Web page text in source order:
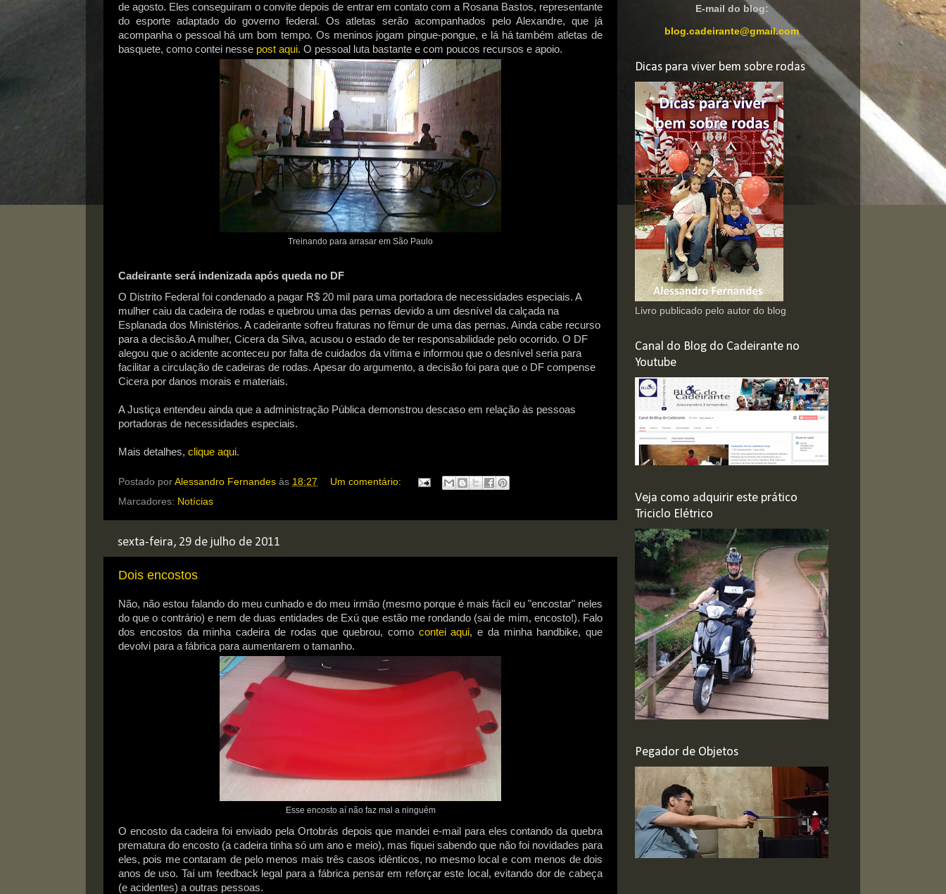
de agosto. Eles conseguiram o convite depois de entrar em contato com a Rosana Bastos, representante
do esporte adaptado do governo federal. Os atletas serão acompanhados pelo Alexandre, que já
acompanha o pessoal há um bom tempo. Os meninos jogam pingue-pongue, e lá há também atletas de
basquete, como contei nesse post aqui. O pessoal luta bastante e com poucos recursos e apoio.
Treinando para arrasar em São Paulo
Cadeirante será indenizada após queda no DF
O Distrito Federal foi condenado a pagar R$ 20 mil para uma portadora de necessidades especiais. A
mulher caiu da cadeira de rodas e quebrou uma das pernas devido a um desnível da calçada na
Esplanada dos Ministérios. A cadeirante sofreu fraturas no fêmur de uma das pernas. Ainda cabe recurso
para a decisão.A mulher, Cicera da Silva, acusou o estado de ter responsabilidade pelo ocorrido. O DF
alegou que o acidente aconteceu por falta de cuidados da vítima e informou que o desnível seria para
facilitar a circulação de cadeiras de rodas. Apesar do argumento, a decisão foi para que o DF compense
Cicera por danos morais e materiais.
A Justiça entendeu ainda que a administração Pública demonstrou descaso em relação às pessoas
portadoras de necessidades especiais.
Mais detalhes, clique aqui.
Postado por Alessandro Fernandes às 18:27
Um comentário:
Marcadores: Notícias
sexta-feira, 29 de julho de 2011
Dois encostos
Não, não estou falando do meu cunhado e do meu irmão (mesmo porque é mais fácil eu "encostar" neles
do que o contrário) e nem de duas entidades de Exú que estão me rondando (sai de mim, encosto!). Falo
dos encostos da minha cadeira de rodas que quebrou, como contei aqui, e da minha handbike, que
devolvi para a fábrica para aumentarem o tamanho.
Esse encosto aí não faz mal a ninguém
O encosto da cadeira foi enviado pela Ortobrás depois que mandei e-mail para eles contando da quebra
prematura do encosto (a cadeira tinha só um ano e meio), mas fiquei sabendo que não foi novidades para
eles, pois me contaram de pelo menos mais três casos idênticos, no mesmo local e com menos de dois
anos de uso. Taí um feedback legal para a fábrica pensar em reforçar este local, evitando dor de cabeça
(e acidentes) a outras pessoas.
E-mail do blog:
blog.cadeirante@gmail.com
Dicas para viver bem sobre rodas
Livro publicado pelo autor do blog
Canal do Blog do Cadeirante no
Youtube
Veja como adquirir este prático
Triciclo Elétrico
Pegador de Objetos